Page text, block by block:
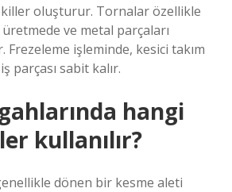
oluşturur. Tornalar özellikle
ve metal parçaları
işleminde, kesici takım
parçası sabit kalır.
hangi
kullanılır?
dönen bir kesme aleti